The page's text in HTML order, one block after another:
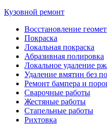
Кузовной ремонт
Восстановление
Покраска
Локальная покраска
Абразивная полировка
Локальное удаление
Удаление вмятин без
Ремонт бампера и
Сварочные работы
Жестяные работы
Стапельные работы
Рихтовка